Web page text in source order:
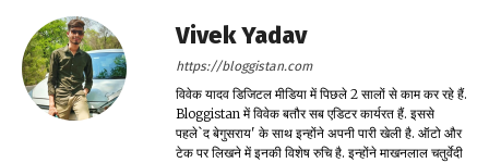
Vivek Yadav
https://bloggistan.com
विवेक यादव डिजिटल मीडिया में पिछले 2 सालों से काम कर रहे हैं.
Bloggistan में विवेक बतौर सब एडिटर कार्यरत हैं. इससे
पहले`द बेगुसराय' के साथ इन्होंने अपनी पारी खेली है. ऑटो और
टेक पर लिखने में इनकी विशेष रुचि है. इन्होंने माखनलाल चतुर्वेदी